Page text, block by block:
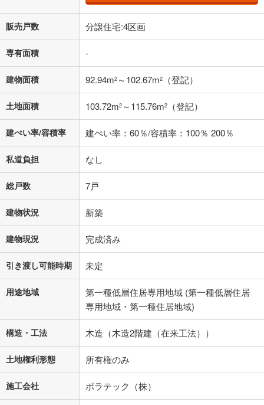
不動産会社に購入相談をする
販売戸数 分譲住宅:4区画
専有面積 -
建物面積 92.94m2 ～102.67m2 （登記）
土地面積 103.72m2 ～115.76m2 （登記）
建ぺい率/容積率 建ぺい率：60％/容積率：100％ 200％
私道負担 なし
総戸数 7戸
建物状況 新築
建物現況 完成済み
引き渡し可能時期 未定
用途地域
第一種低層住居専用地域 (第一種低層住居
専用地域・第一種住居地域)
構造・工法 木造（木造2階建（在来工法））
土地権利形態 所有権のみ
施工会社 ポラテック（株）